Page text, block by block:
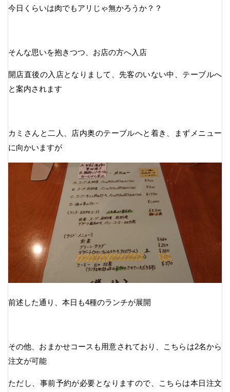
今日くらいは肉でもアリじゃ無かろうか？？
そんな思いを抱きつつ、お店の方へ入店
開店直後の入店となりまして、先客のいない中、テーブルへ
と案内されます
カミさんと二人、店内奥のテーブルへと着き、まずメニュー
に向かいますが
前述した通り、本日も4種のランチが展開
その他、おまかせコースも用意されており、こちらは2名から
注文が可能
ただし、事前予約が必要となりますので、こちらは本日注文